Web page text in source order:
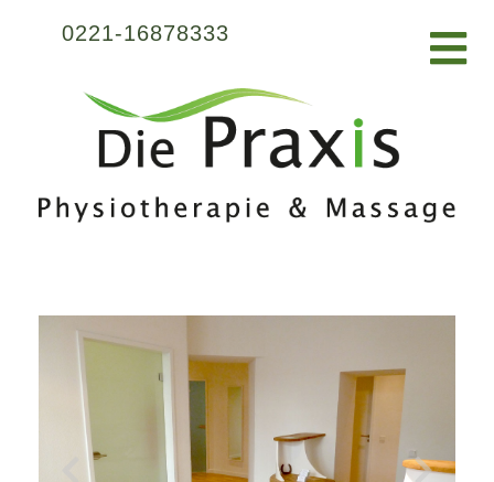
0221-16878333